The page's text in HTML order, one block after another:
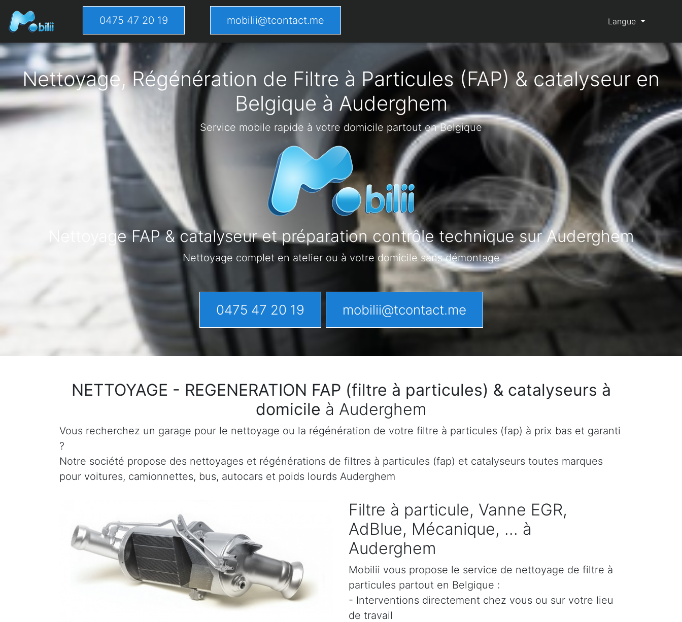
0475 47 20 19 mobilii@tcontact.me Langue
Nettoyage, Régénération de Filtre à Particules (FAP) & catalyseur en
Belgique à Auderghem
Service mobile rapide à votre domicile partout en Belgique
Nettoyage FAP & catalyseur et préparation contrôle technique sur Auderghem
Nettoyage complet en atelier ou à votre domicile sans démontage
0475 47 20 19 mobilii@tcontact.me
NETTOYAGE - REGENERATION FAP (filtre à particules) & catalyseurs à
domicile à Auderghem
Vous recherchez un garage pour le nettoyage ou la régénération de votre filtre à particules (fap) à prix bas et garanti
?
Notre société propose des nettoyages et régénérations de filtres à particules (fap) et catalyseurs toutes marques
pour voitures, camionnettes, bus, autocars et poids lourds Auderghem
Filtre à particule, Vanne EGR,
AdBlue, Mécanique, ... à
Auderghem
Mobilii vous propose le service de nettoyage de filtre à
particules partout en Belgique :
- Interventions directement chez vous ou sur votre lieu
de travail